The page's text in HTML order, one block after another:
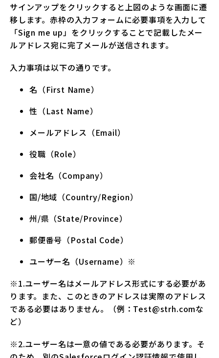
サインアップをクリックすると上図のような画面に遷
移します。赤枠の入力フォームに必要事項を入力して
「Sign me up」をクリックすることで記載したメー
ルアドレス宛に完了メールが送信されます。
入力事項は以下の通りです。
名（First Name）
性（Last Name）
メールアドレス（Email）
役職（Role）
会社名（Company）
国/地域（Country/Region）
州/県（State/Province）
郵便番号（Postal Code）
ユーザー名（Username）※
※1.ユーザー名はメールアドレス形式にする必要があ
ります。また、このときのアドレスは実際のアドレス
である必要はありません。（例：Test@strh.comな
ど）
※2.ユーザー名は一意の値である必要があります。そ